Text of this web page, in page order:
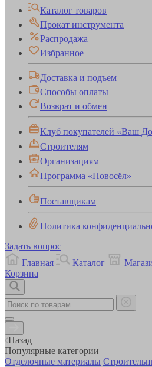
Каталог товаров
Прокат инструмента
Распродажа
Избранное
Доставка и подъем
Способы оплаты
Возврат и обмен
Клуб покупателей «Ваш
Строителям
Организациям
Программа «Новосёл»
Поставщикам
Политика
Задать вопрос
Главная
Каталог
Корзина
Назад
Популярные категории
Отделочные материалы